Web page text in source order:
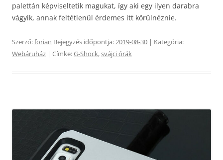
palettán képviseltetik magukat, így aki egy ilyen darabra
vágyik, annak feltétlenül érdemes itt körülnéznie.
Szerző:forian Bejegyzés időpontja:2019-08-30 | Kategória:
Webáruház | Címke:G-Shock,svájci órák